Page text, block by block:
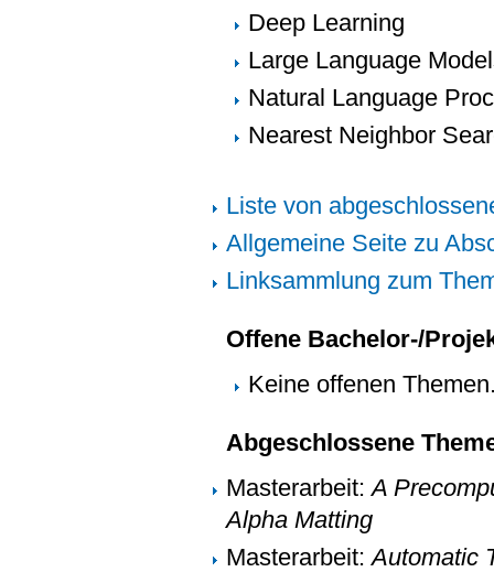
Deep Learning
Large Language
Natural Language
Nearest Neighbor
Liste von
Allgemeine Seite zu
Linksammlung zum
Offene Bachelor-/
Keine offenen
Abgeschlossene
Masterarbeit:A
Alpha Matting
Masterarbeit:Automatic